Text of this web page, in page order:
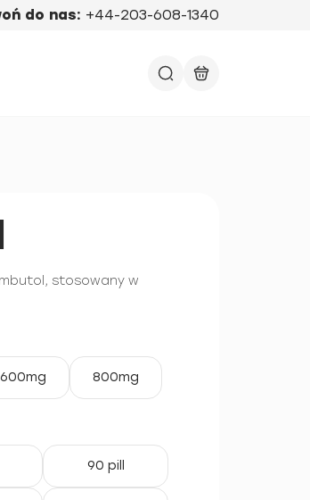
do nas: +44-203-608-1340
stosowany w
600mg 800mg
90 pill